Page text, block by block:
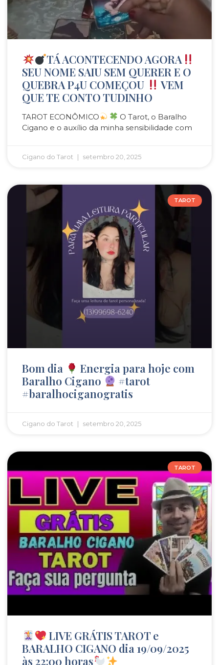
TÁ ACONTECENDO AGORA
SEU NOME SAIU SEM QUERER E O
QUEBRA P4U COMEÇOU
VEM
QUE TE CONTO TUDINHO
TAROT ECONÔMICO
O Tarot, o Baralho
Cigano e o auxílio da minha sensibilidade com
Cigano do Tarot setembro 20, 2025
TAROT
Bom dia
Energia para hoje com
Baralho Cigano
#tarot
#baralhociganogratis
Cigano do Tarot setembro 20, 2025
TAROT
LIVE GRÁTIS TAROT e
BARALHO CIGANO dia 19/09/2025
às 22:00 horas